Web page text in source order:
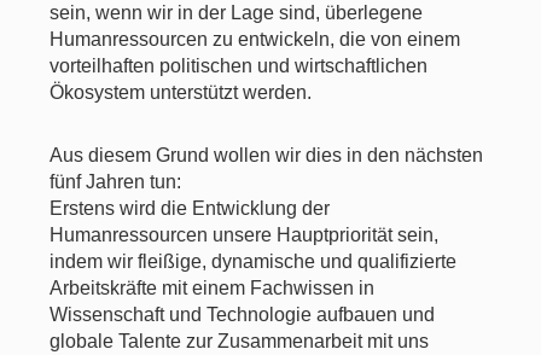
sein, wenn wir in der Lage sind, überlegene
Humanressourcen zu entwickeln, die von einem
vorteilhaften politischen und wirtschaftlichen
Ökosystem unterstützt werden.
Aus diesem Grund wollen wir dies in den nächsten
fünf Jahren tun:
Erstens wird die Entwicklung der
Humanressourcen unsere Hauptpriorität sein,
indem wir fleißige, dynamische und qualifizierte
Arbeitskräfte mit einem Fachwissen in
Wissenschaft und Technologie aufbauen und
globale Talente zur Zusammenarbeit mit uns